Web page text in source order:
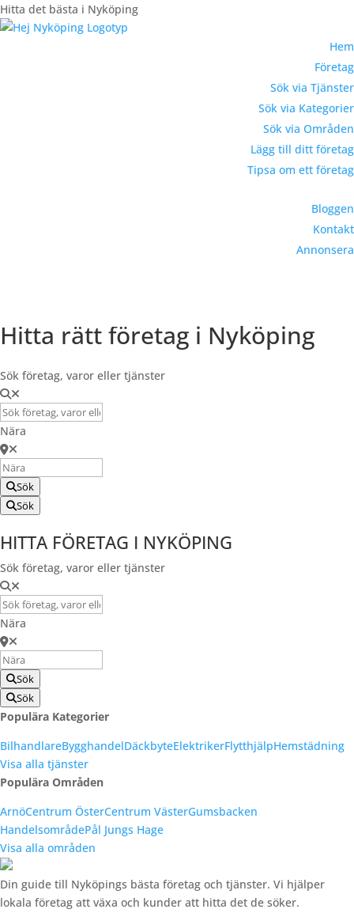
Hitta det bästa i Nyköping
Hem
Företag
Sök via Tjänster
Sök via Kategorier
Sök via Områden
Lägg till ditt företag
Tipsa om ett företag
Bloggen
Kontakt
Annonsera
Hitta rätt företag i Nyköping
Sök företag, varor eller tjänster
Nära
Sök
Sök
HITTA FÖRETAG I NYKÖPING
Sök företag, varor eller tjänster
Nära
Sök
Sök
Populära Kategorier
BilhandlareBygghandelDäckbyteElektrikerFlytthjälpHemstädning
Visa alla tjänster
Populära Områden
ArnöCentrum ÖsterCentrum VästerGumsbacken
HandelsområdePål Jungs Hage
Visa alla områden
Din guide till Nyköpings bästa företag och tjänster. Vi hjälper
lokala företag att växa och kunder att hitta det de söker.